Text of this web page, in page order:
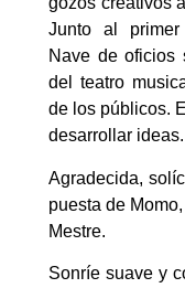
Junto al
Nave de oficios
del teatro
de los públicos.
desarrollar ideas.
Agradecida,
puesta de
Mestre.
Sonríe suave y